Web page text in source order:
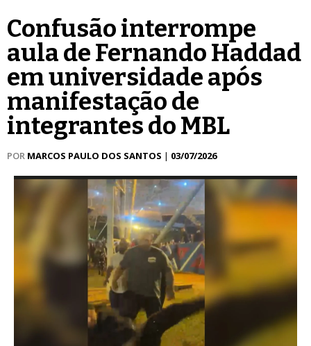
Confusão interrompe
aula de Fernando Haddad
em universidade após
manifestação de
integrantes do MBL
POR MARCOS PAULO DOS SANTOS | 03/07/2026